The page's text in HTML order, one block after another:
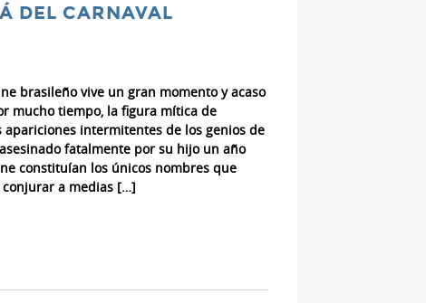
DEL CARNAVAL
brasileño vive un gran momento y acaso
mucho tiempo, la figura mítica de
apariciones intermitentes de los genios de
fatalmente por su hijo un año
constituían los únicos nombres que
conjurar a medias […]